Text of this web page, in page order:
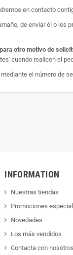
en contacto
de enviar él o los
otro motivo de
cuando realicen el
el número de
INFORMATION
Nuestras tiendas
Promociones
Novedades
Los más vendidos
Contacta con nosotros